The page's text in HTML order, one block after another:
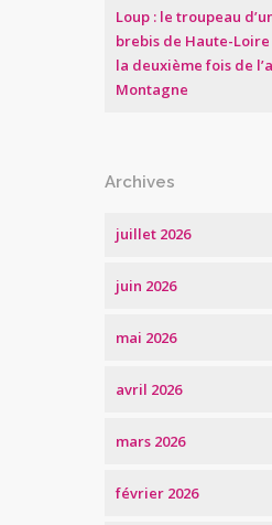
Loup : le troupeau
brebis de Haute-
la deuxième fois de
Montagne
Archives
juillet 2026
juin 2026
mai 2026
avril 2026
mars 2026
février 2026